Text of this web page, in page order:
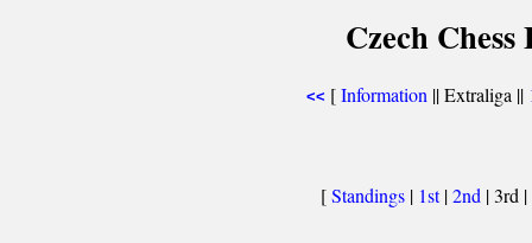
Czech
<< [Information || Extraliga ||
[Standings | 1st|2nd | 3rd |